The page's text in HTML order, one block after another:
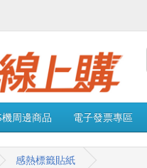
機周邊商品 電子發票專區
感熱標籤貼紙